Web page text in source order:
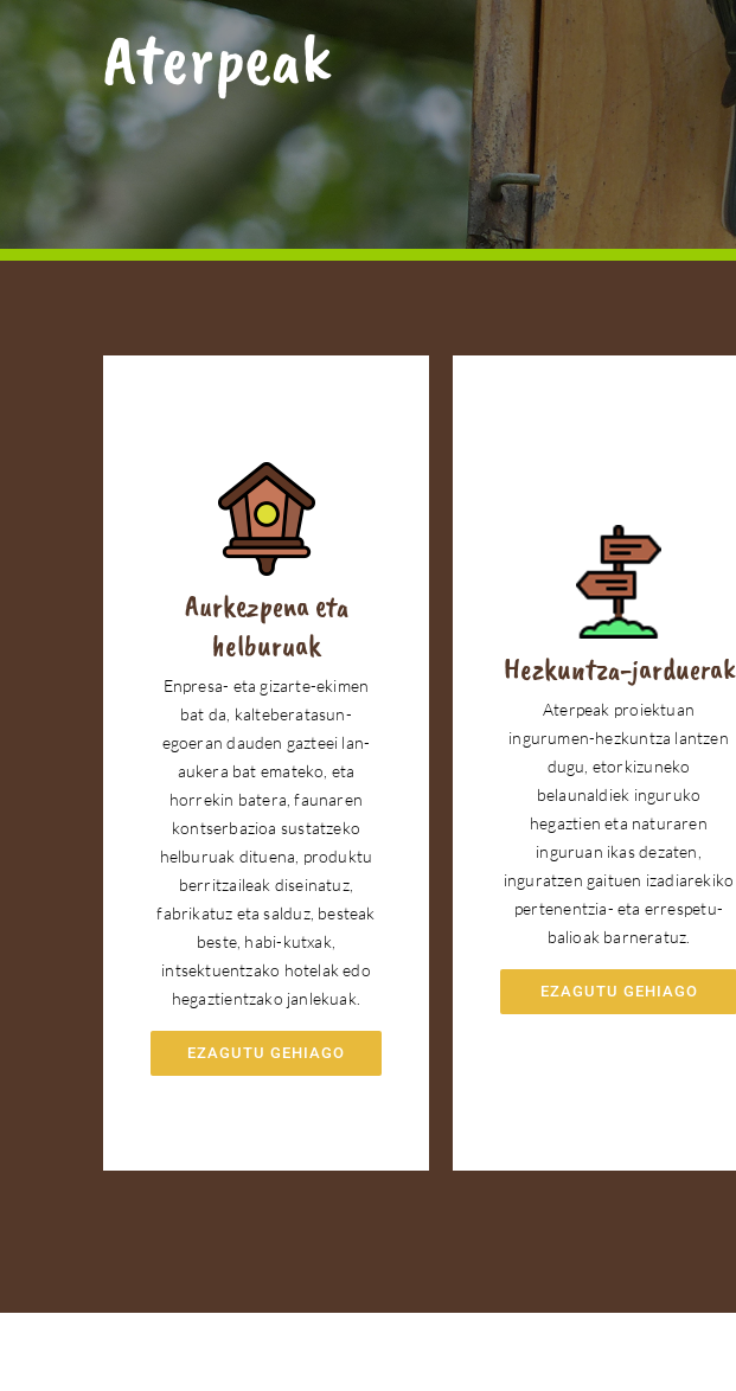
Haritz Berri Ilundain Fundazioari
lotutako
Ingurumen Hezkuntzako ekipamendua,
Nafarroako Rural Kutxarenbabesarekin.
Aterpeak
Aurkezpena eta
helburuak
Enpresa- eta gizarte-ekimen
bat da, kalteberatasun-
egoeran dauden gazteei lan-
aukera bat emateko, eta
horrekin batera, faunaren
kontserbazioa sustatzeko
helburuak dituena, produktu
berritzaileak diseinatuz,
fabrikatuz eta salduz, besteak
beste, habi-kutxak,
intsektuentzako hotelak edo
hegaztientzako janlekuak.
EZAGUTU GEHIAGO
Hezkuntza-jarduerak
Aterpeak proiektuan
ingurumen-hezkuntza lantzen
dugu, etorkizuneko
belaunaldiek inguruko
hegaztien eta naturaren
inguruan ikas dezaten,
inguratzen gaituen izadiarekiko
pertenentzia- eta errespetu-
balioak barneratuz.
EZAGUTU GEHIAGO